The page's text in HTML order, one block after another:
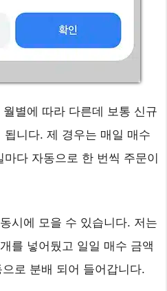
별에 따라 다른데 보통 신규
니다. 제 경우는 매일 매수
다 자동으로 한 번씩 주문이
시에 모을 수 있습니다. 저는
를 넣어뒀고 일일 매수 금액
로 분배 되어 들어갑니다.